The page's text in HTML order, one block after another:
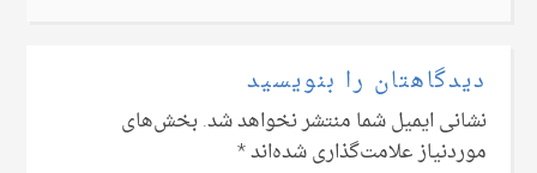
دیدگاهتان را بنویسید
نشانی ایمیل شما منتشر نخواهد شد.بخش‌های
موردنیاز علامت‌گذاری شده‌اند*